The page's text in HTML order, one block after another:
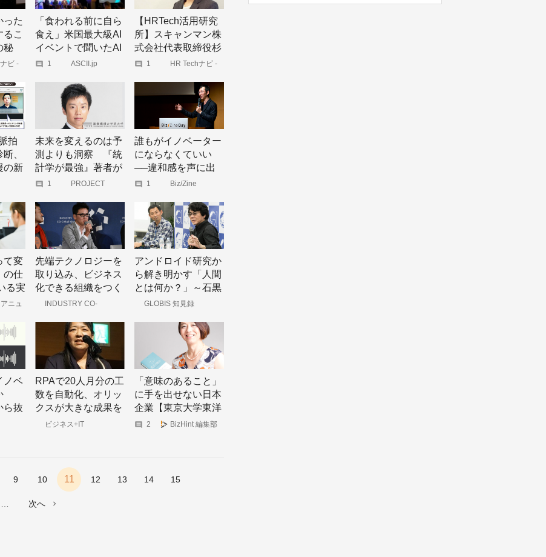
った
るこ
秘
イ
ビ -
ッチ
「食われる前に自ら
食え」米国最大級AI
イベントで聞いたAI
時代の脅威への有効
1 ASCII.jp
【HRTech活用研究
所】スキャンマン株
式会社代表取締役杉
本勝男さん
1
HR Techナビ -
レンドをキャッチ
アップ。
拍
、
の新
未来を変えるのは予
測よりも洞察 『統
計学が最強』著者が
語る1
PROJECT
誰もがイノベーター
にならなくていい
──違和感を声に出
し、最初のフォロワ
1 Biz/Zine
て変
の仕
る実
ニュ
先端テクノロジーを
取り込み、ビジネス
化できる組織をつく
るには？
INDUSTRY CO-
アンドロイド研究か
ら解き明かす「人間
とは何か？」～石黒
浩×為末大
GLOBIS 知見録
ノベ
ら抜
性
RPAで20人月分の工
数を自動化、オリッ
クスが大きな成果を
出せたワケ
ビジネス+IT
「意味のあること」
に手を出せない日本
企業【東京大学東洋
文化研究所教授 安
2 BizHint 編集部
9 10 11 12 13 14 15
次へ